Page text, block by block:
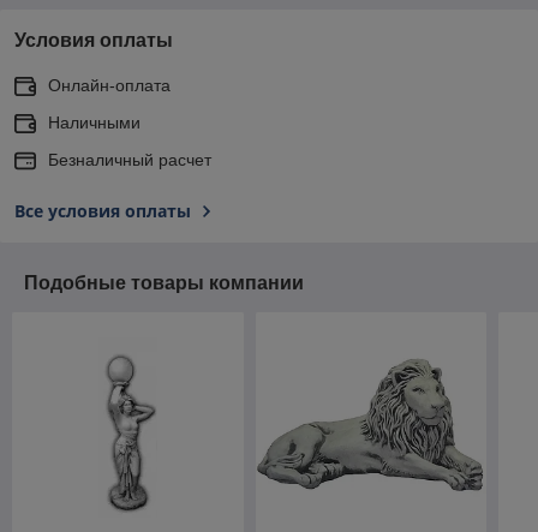
Условия оплаты
Онлайн-оплата
Наличными
Безналичный расчет
Все условия оплаты
Подобные товары компании